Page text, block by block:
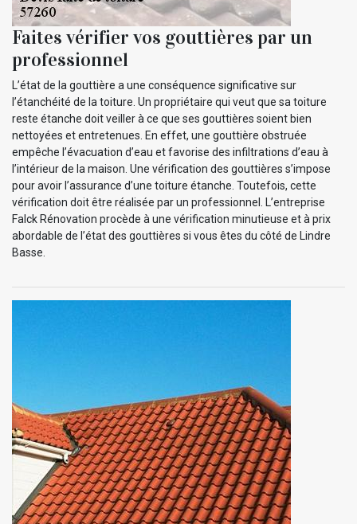
Faites vérifier vos gouttières par un
professionnel
L’état de la gouttière a une conséquence significative sur
l’étanchéité de la toiture. Un propriétaire qui veut que sa toiture
reste étanche doit veiller à ce que ses gouttières soient bien
nettoyées et entretenues. En effet, une gouttière obstruée
empêche l’évacuation d’eau et favorise des infiltrations d’eau à
l’intérieur de la maison. Une vérification des gouttières s’impose
pour avoir l’assurance d’une toiture étanche. Toutefois, cette
vérification doit être réalisée par un professionnel. L’entreprise
Falck Rénovation procède à une vérification minutieuse et à prix
abordable de l’état des gouttières si vous êtes du côté de Lindre
Basse.